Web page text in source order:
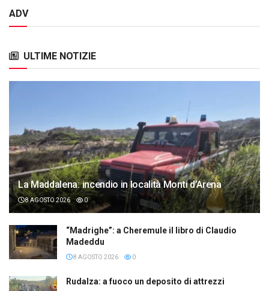
ADV
ULTIME NOTIZIE
La Maddalena: incendio in località Monti d’Arena
8 AGOSTO 2026 0
“Madrighe”: a Cheremule il libro di Claudio
Madeddu
8 AGOSTO 2026 0
Rudalza: a fuoco un deposito di attrezzi